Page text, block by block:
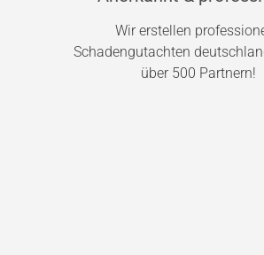
Wir erstellen
Schadengutachten
über 500 Partnern!